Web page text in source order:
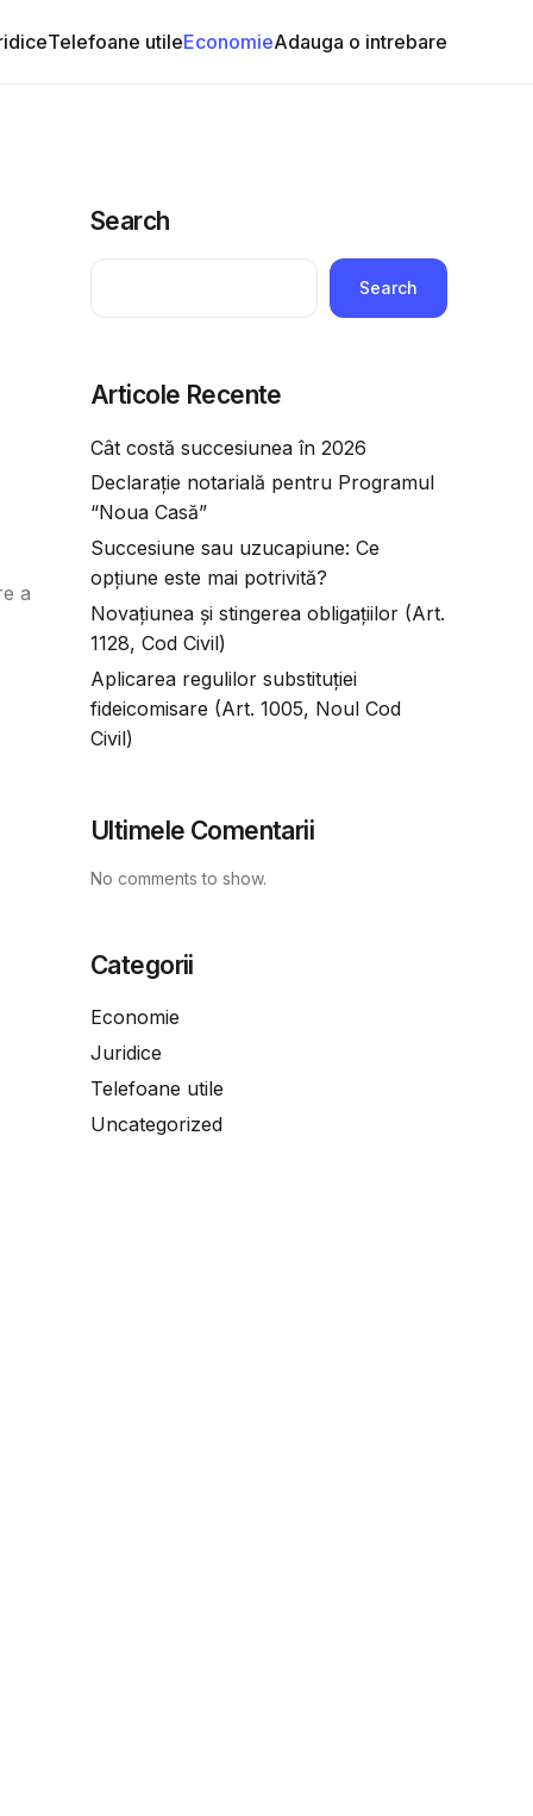
Telefoane utileEconomieAdauga o intrebare
a
Search
Search
Articole Recente
Cât costă succesiunea în 2026
Declarație notarială pentru Programul
“Noua Casă”
Succesiune sau uzucapiune: Ce
opțiune este mai potrivită?
Novațiunea și stingerea obligațiilor (Art.
1128, Cod Civil)
Aplicarea regulilor substituției
fideicomisare (Art. 1005, Noul Cod
Civil)
Ultimele Comentarii
No comments to show.
Categorii
Economie
Juridice
Telefoane utile
Uncategorized